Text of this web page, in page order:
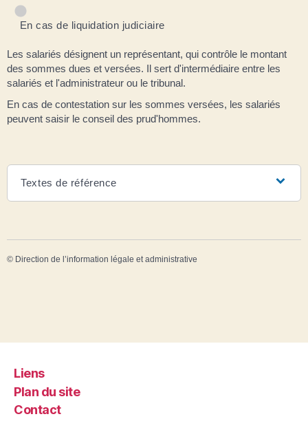
En cas de liquidation judiciaire
Les salariés désignent un représentant, qui contrôle le montant
des sommes dues et versées. Il sert d'intermédiaire entre les
salariés et l'administrateur ou le tribunal.
En cas de contestation sur les sommes versées, les salariés
peuvent saisir le conseil des prud'hommes.
Textes de référence
© Direction de l’information légale et administrative
Liens
Plan du site
Contact